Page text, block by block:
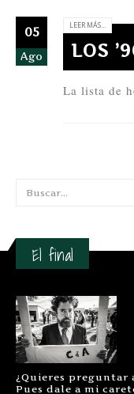
05
Ago
LEER MÁS...
LOS
La lista de
El final
¿Quieres preguntar
Pues dale a mi